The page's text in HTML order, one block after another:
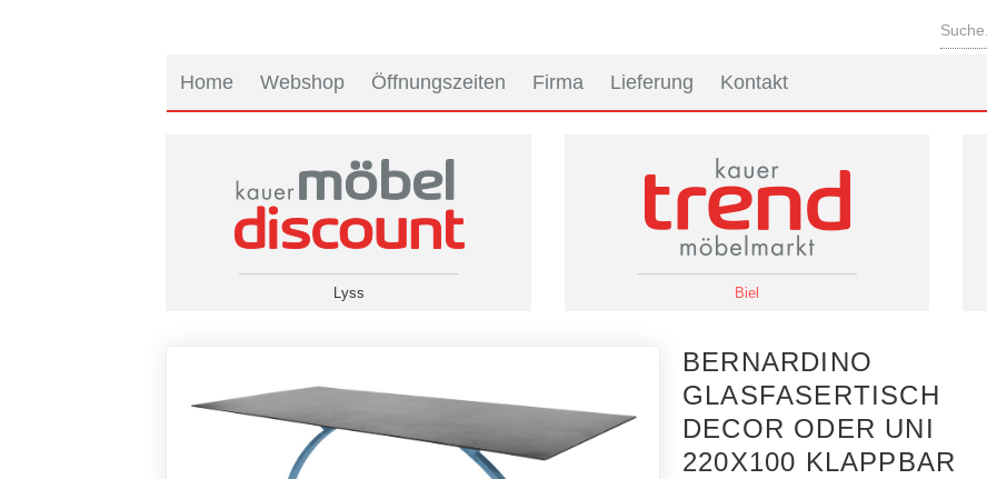
Home Webshop Öffnungszeiten Firma Lieferung Kontakt
Lyss Biel
BERNARDINO
GLASFASERTISCH
DECOR ODER UNI
220X100 KLAPPBAR